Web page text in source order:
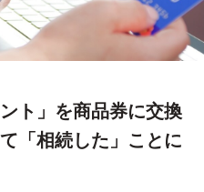
ト」を商品券に交換
「相続した」ことに